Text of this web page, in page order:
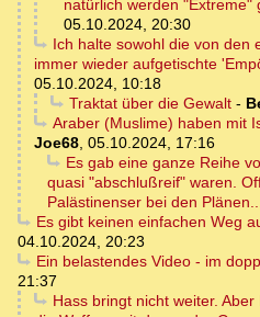
natürlich werden "Extreme"
05.10.2024, 20:30
Ich halte sowohl die von den
immer wieder aufgetischte
05.10.2024, 10:18
Traktat über die Gewalt-
Araber (Muslime) haben mit
Joe68, 05.10.2024, 17:16
Es gab eine ganze Reihe
quasi "abschlußreif" waren.
Palästinenser bei den
Es gibt keinen einfachen Weg
04.10.2024, 20:23
Ein belastendes Video - im
21:37
Hass bringt nicht weiter.